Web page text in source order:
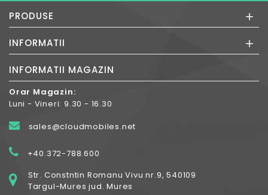
PRODUSE +
INFORMATII +
INFORMATII MAGAZIN
Orar Magazin:
Luni - Vineri: 9.30 - 16.30
sales@cloudmobiles.net
+40.372-788.600
Str. Constntin Romanu Vivu nr.9, 540109
Targul-Mures jud. Mures